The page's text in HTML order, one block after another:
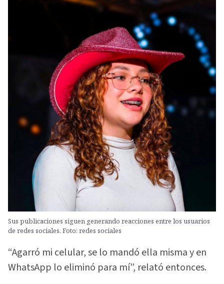
Sus publicaciones siguen generando reacciones entre los usuarios
de redes sociales. Foto: redes sociales
“Agarró mi celular, se lo mandó ella misma y en
WhatsApp lo eliminó para mí”, relató entonces.